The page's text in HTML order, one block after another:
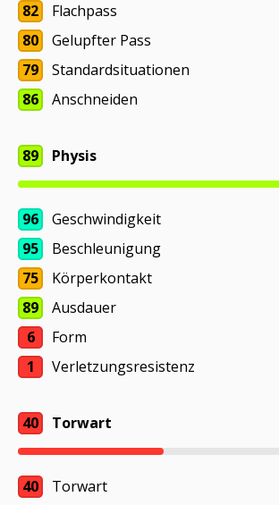
82
Flachpass
80
Gelupfter Pass
79
Standardsituationen
86
Anschneiden
89 Physis
96
Geschwindigkeit
95
Beschleunigung
75
Körperkontakt
89
Ausdauer
6
Form
1
Verletzungsresistenz
40 Torwart
40 Torwart